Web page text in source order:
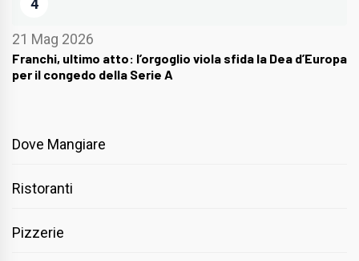
4
21 Mag 2026
Franchi, ultimo atto: l’orgoglio viola sfida la Dea d’Europa
per il congedo della Serie A
Dove Mangiare
Ristoranti
Pizzerie